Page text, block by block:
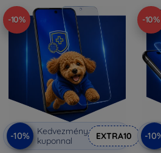
-10%
-10%
Kedvezmény
kuponnal
EXTRA10
-10%
-